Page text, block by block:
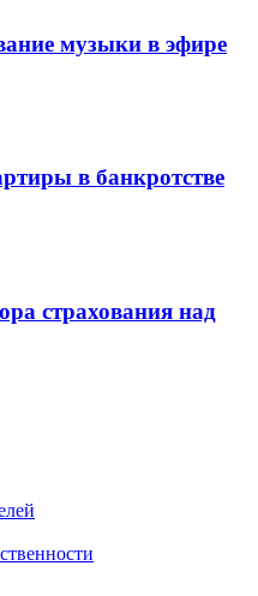
музыки в эфире
в банкротстве
страхования над